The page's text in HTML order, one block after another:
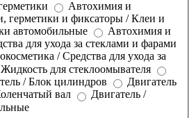
Автохимия и
герметики и фиксаторы / Клеи и
автомобильные
Автохимия и
для ухода за стеклами и фарами
/ Средства для ухода за
для стеклоомывателя
/ Блок цилиндров
Двигатель
вал
Двигатель /